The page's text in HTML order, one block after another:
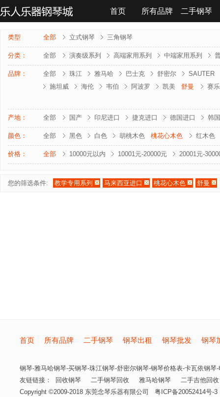
首页 所有品牌 二手钢琴
联系我们
类型 全部 立式钢琴 三角钢琴
分类： 全部 演奏级系列 高端家用系列 中端家用系列
品牌： 全部 珠江 雅马哈 巴士克 舒密尔
SAUTER
施坦威
海伦 韦伯 阿波罗 凯美 舒曼
赛
产地： 全部 国产 印尼进口 捷克进口 德国进口 韩
颜色： 全部 黑色 白色 胡桃木色 桃花心木色 红木色
价格： 全部 10000元以内 10001元-20000元 20001元-
您的筛选条件: 教学专用系列 马来西亚进口 桃花心木色 舒曼
首页 所有品牌 二手钢琴 钢琴出租 钢琴批发 钢琴
钢琴-雅马哈钢琴-买钢琴-珠江钢琴-舒密尔钢琴-钢琴价格表-卡瓦依钢琴
友链链接：
回收钢琴 二手钢琴回收 雅马哈钢琴
二手吉他回收
Copyright ©2009-2018 东莞念琴乐器有限公司
粤ICP备20052414号-3